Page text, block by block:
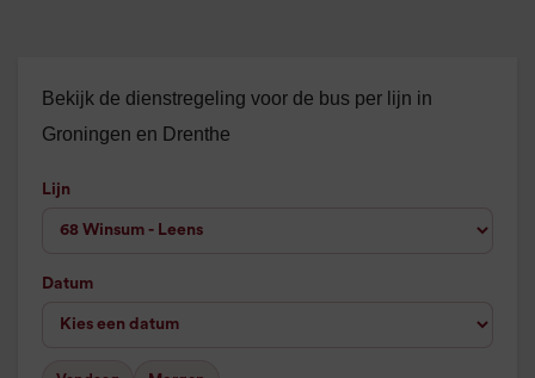
Bekijk de dienstregeling voor de bus per lijn in
Groningen en Drenthe
Lijn
Datum